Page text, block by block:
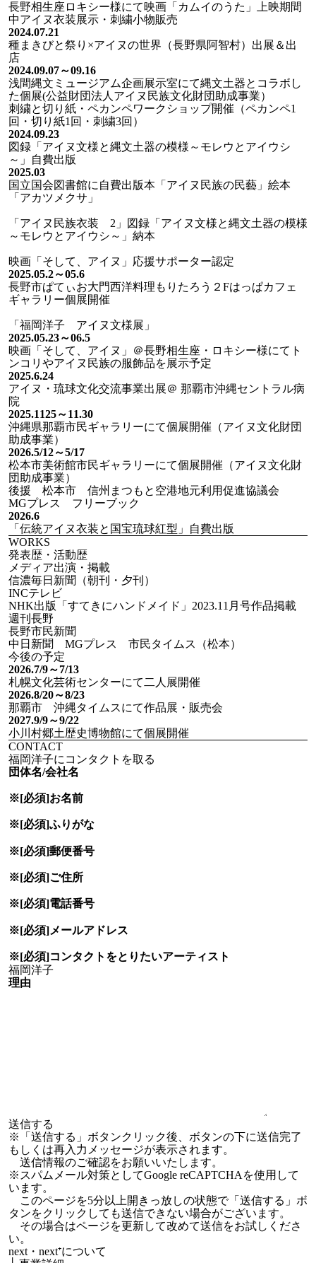
長野相生座ロキシー様にて映画「カムイのうた」上映期間
中アイヌ衣装展示・刺繍小物販売
2024.07.21
種まきびと祭り×アイヌの世界（長野県阿智村）出展＆出
店
2024.09.07～09.16
浅間縄文ミュージアム企画展示室にて縄文土器とコラボし
た個展(公益財団法人アイヌ民族文化財団助成事業）
刺繍と切り紙・ペカンペワークショップ開催（ペカンペ1
回・切り紙1回・刺繍3回）
2024.09.23
図録「アイヌ文様と縄文土器の模様～モレウとアイウシ
～」自費出版
2025.03
国立国会図書館に自費出版本「アイヌ民族の民藝」絵本
「アカツメクサ」
「アイヌ民族衣装 2」図録「アイヌ文様と縄文土器の模様
～モレウとアイウシ～」納本
映画「そして、アイヌ」応援サポーター認定
2025.05.2～05.6
長野市ぱてぃお大門西洋料理もりたろう２Fはっぱカフェ
ギャラリー個展開催
「福岡洋子 アイヌ文様展」
2025.05.23～06.5
映画「そして、アイヌ」＠長野相生座・ロキシー様にてト
ンコリやアイヌ民族の服飾品を展示予定
2025.6.24
アイヌ・琉球文化交流事業出展＠ 那覇市沖縄セントラル病
院
2025.1125～11.30
沖縄県那覇市民ギャラリーにて個展開催（アイヌ文化財団
助成事業）
2026.5/12～5/17
松本市美術館市民ギャラリーにて個展開催（アイヌ文化財
団助成事業）
後援 松本市 信州まつもと空港地元利用促進協議会
MGプレス フリーブック
2026.6
「伝統アイヌ衣装と国宝琉球紅型」自費出版
WORKS
発表歴・活動歴
メディア出演・掲載
信濃毎日新聞（朝刊・夕刊）
INCテレビ
NHK出版「すてきにハンドメイド」2023.11月号作品掲載
週刊長野
長野市民新聞
中日新聞 MGプレス 市民タイムス（松本）
今後の予定
2026.7/9～7/13
札幌文化芸術センターにて二人展開催
2026.8/20～8/23
那覇市 沖縄タイムスにて作品展・販売会
2027.9/9～9/22
小川村郷土歴史博物館にて個展開催
CONTACT
福岡洋子にコンタクトを取る
団体名/会社名
※[必須]お名前
※[必須]ふりがな
※[必須]郵便番号
※[必須]ご住所
※[必須]電話番号
※[必須]メールアドレス
※[必須]コンタクトをとりたいアーティスト
理由
※「送信する」ボタンクリック後、ボタンの下に送信完了
もしくは再入力メッセージが表示されます。
送信情報のご確認をお願いいたします。
※スパムメール対策としてGoogle reCAPTCHAを使用して
います。
このページを5分以上開きっ放しの状態で「送信する」ボ
タンをクリックしても送信できない場合がございます。
その場合はページを更新して改めて送信をお試しくださ
い。
next・next⁺について